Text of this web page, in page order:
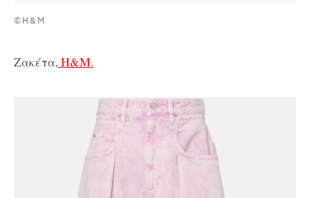
©H&M
Ζακέτα,H&M.